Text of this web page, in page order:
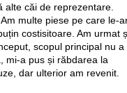
alte căi de reprezentare.
multe piese pe care le-
costisitoare. Am urmat
scopul principal nu a
mi-a pus și răbdarea la
dar ulterior am revenit.